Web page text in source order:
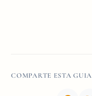
COMPARTE ESTA GUIA